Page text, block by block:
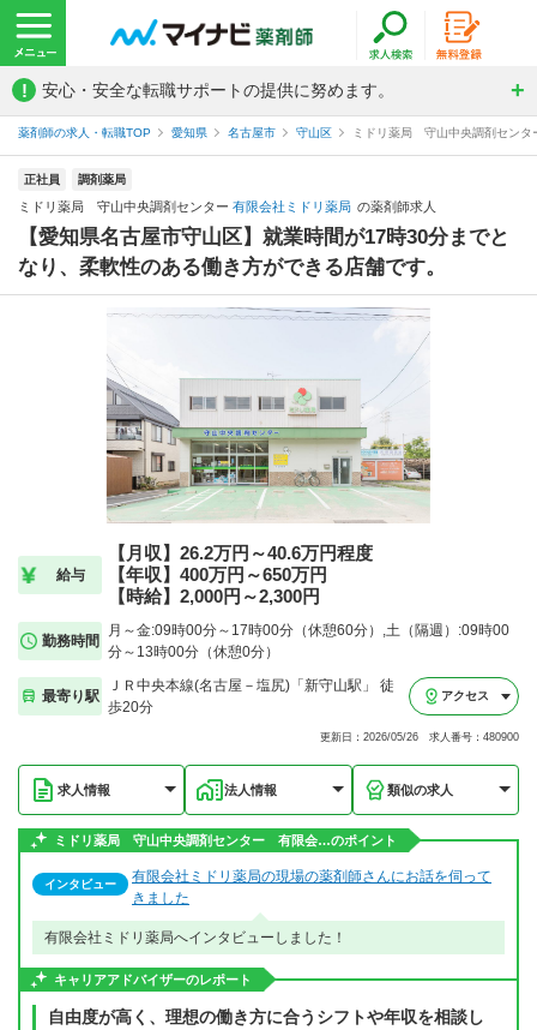
! 安心・安全な転職サポートの提供に努めます。
薬剤師の求人・転職TOP 愛知県 名古屋市 守山区 ミドリ薬局 守山中央調剤セン
正社員 調剤薬局
ミドリ薬局 守山中央調剤センター 有限会社ミドリ薬局 の薬剤師求人
【愛知県名古屋市守山区】就業時間が17時30分までと
なり、柔軟性のある働き方ができる店舗です。
給与
【月収】26.2万円～40.6万円程度
【年収】400万円～650万円
【時給】2,000円～2,300円
勤務時間
月～金:09時00分～17時00分（休憩60分）,土（隔週）:09時00
分～13時00分（休憩0分）
最寄り駅
ＪＲ中央本線(名古屋－塩尻)「新守山駅」 徒
歩20分
アクセス
更新日：2026/05/26 求人番号：480900
求人情報 法人情報 類似の求人
ミドリ薬局 守山中央調剤センター 有限会…のポイント
インタビュー
有限会社ミドリ薬局の現場の薬剤師さんにお話を伺って
きました
有限会社ミドリ薬局へインタビューしました！
キャリアアドバイザーのレポート
自由度が高く、理想の働き方に合うシフトや年収を相談し